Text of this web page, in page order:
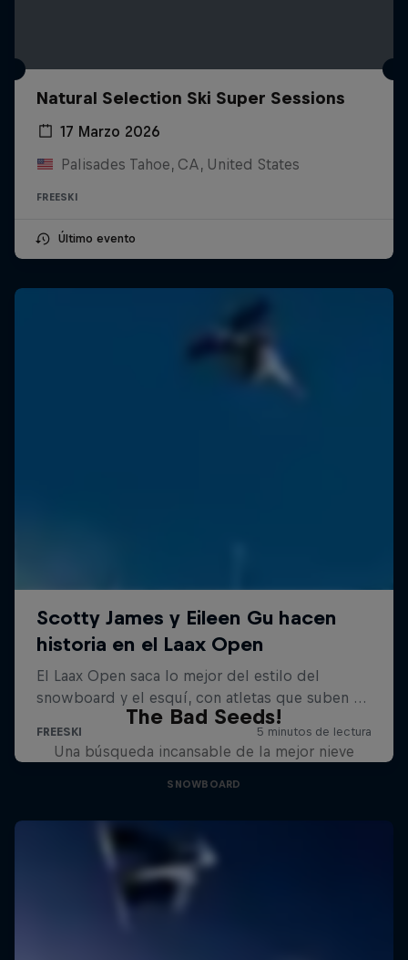
Natural Selection Ski Super Sessions
17 Marzo 2026
Palisades Tahoe, CA, United States
FREESKI
Último evento
The Bad Seeds!
Una búsqueda incansable de la mejor nieve
SNOWBOARD